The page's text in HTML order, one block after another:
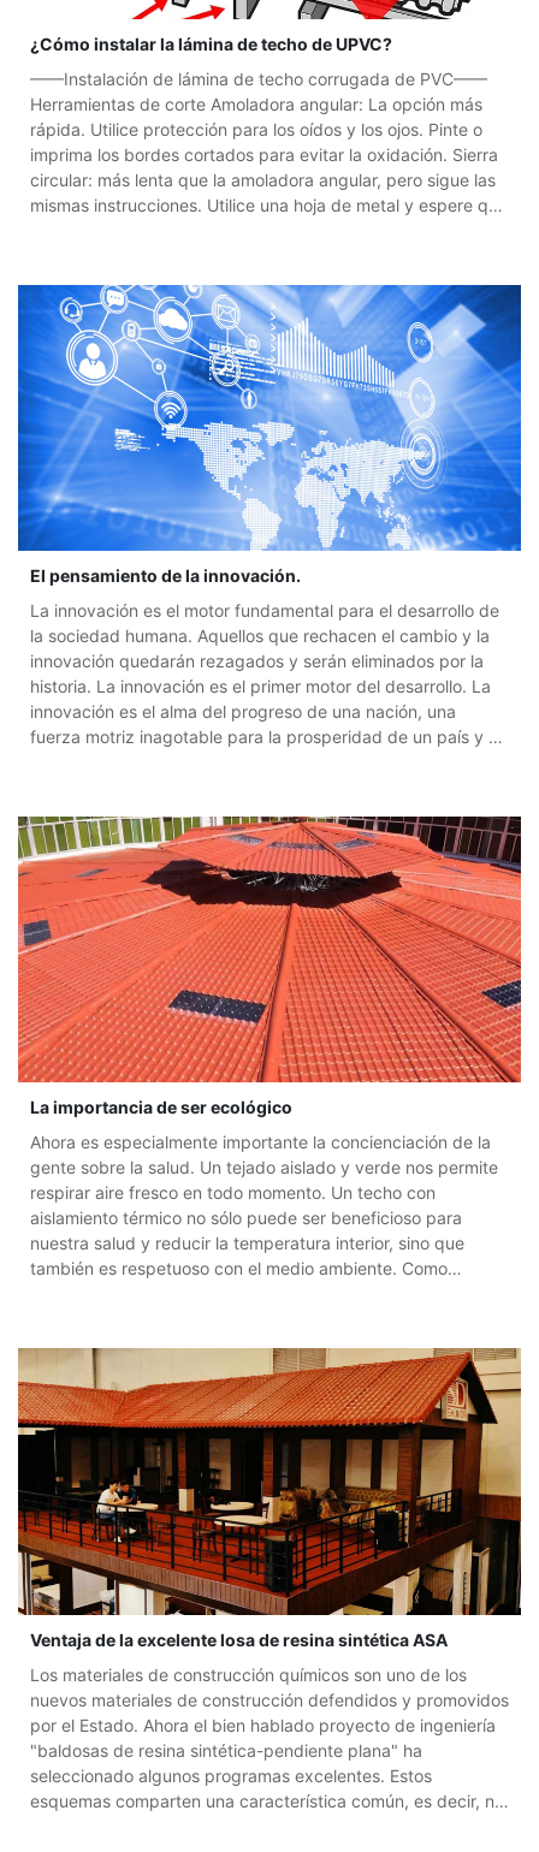
¿Cómo instalar la lámina de techo de UPVC?
——Instalación de lámina de techo corrugada de PVC——
Herramientas de corte Amoladora angular: La opción más
rápida. Utilice protección para los oídos y los ojos. Pinte o
imprima los bordes cortados para evitar la oxidación. Sierra
circular: más lenta que la amoladora angular, pero sigue las
mismas instrucciones. Utilice una hoja de metal y espere que
hojalatero: lentas
El pensamiento de la innovación.
La innovación es el motor fundamental para el desarrollo de
la sociedad humana. Aquellos que rechacen el cambio y la
innovación quedarán rezagados y serán eliminados por la
historia. La innovación es el primer motor del desarrollo. La
innovación es el alma del progreso de una nación, una
fuerza motriz inagotable para la prosperidad de un país y el
innovación tecnológica. Si se
La importancia de ser ecológico
Ahora es especialmente importante la concienciación de la
gente sobre la salud. Un tejado aislado y verde nos permite
respirar aire fresco en todo momento. Un techo con
aislamiento térmico no sólo puede ser beneficioso para
nuestra salud y reducir la temperatura interior, sino que
también es respetuoso con el medio ambiente. Como
también puede embellecer el medio ambiente. Al mi
Ventaja de la excelente losa de resina sintética ASA
Los materiales de construcción químicos son uno de los
nuevos materiales de construcción defendidos y promovidos
por el Estado. Ahora el bien hablado proyecto de ingeniería
"baldosas de resina sintética-pendiente plana" ha
seleccionado algunos programas excelentes. Estos
esquemas comparten una característica común, es decir, no